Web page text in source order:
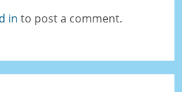
in to post a comment.